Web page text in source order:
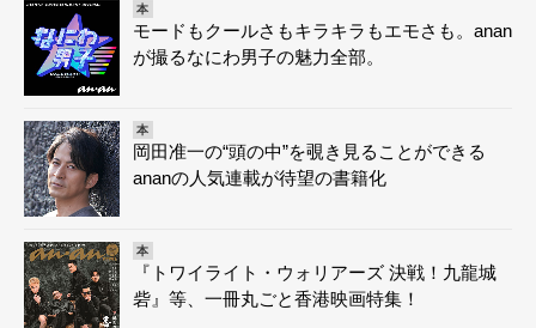
本
モードもクールさもキラキラもエモさも。anan
が撮るなにわ男子の魅力全部。
本
岡田准一の“頭の中”を覗き見ることができる
ananの人気連載が待望の書籍化
本
『トワイライト・ウォリアーズ 決戦！九龍城
砦』等、一冊丸ごと香港映画特集！